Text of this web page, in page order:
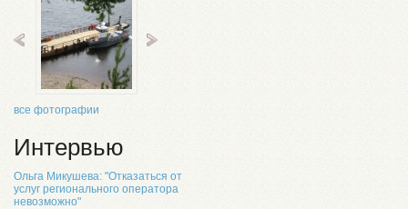
все фотографии
Интервью
Ольга Микушева: "Отказаться от
услуг регионального оператора
невозможно"